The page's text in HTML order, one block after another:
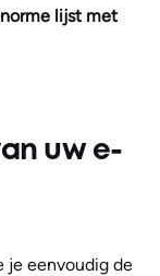
lijst met
uw e-
je eenvoudig de